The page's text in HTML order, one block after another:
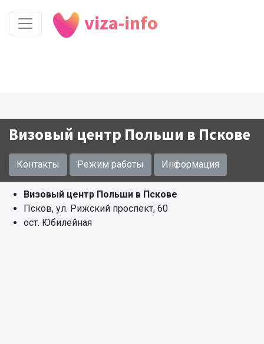
viza-info
Визовый центр Польши в Пскове
Контакты Режим работы Информация
Визовый центр Польши в Пскове
Псков, ул. Рижский проспект, 60
ост. Юбилейная